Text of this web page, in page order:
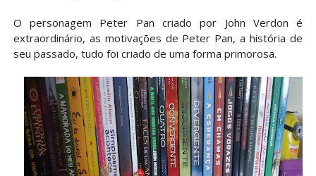
O personagem Peter Pan criado por John Verdon é
extraordinário, as motivações de Peter Pan, a história de
seu passado, tudo foi criado de uma forma primorosa.